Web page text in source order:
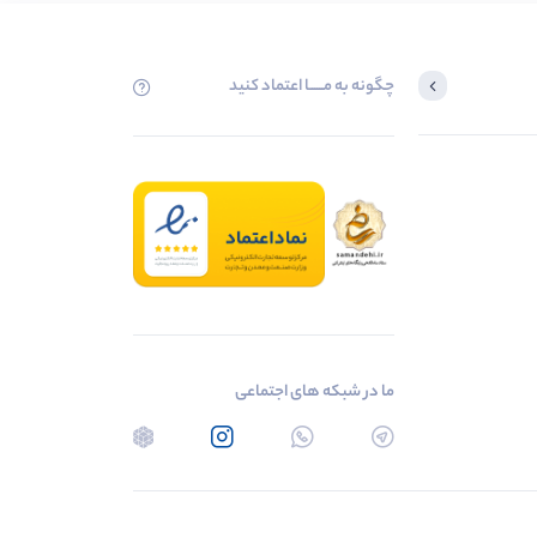
چگونه به مــــــا اعتماد کنید
ما در شبکه های اجتماعی